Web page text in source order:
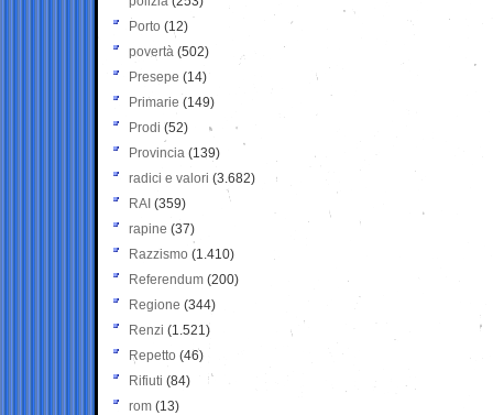
Porto (12)
povertà (502)
Presepe (14)
Primarie (149)
Prodi (52)
Provincia (139)
radici e valori (3.682)
RAI (359)
rapine (37)
Razzismo (1.410)
Referendum (200)
Regione (344)
Renzi (1.521)
Repetto (46)
Rifiuti (84)
rom (13)